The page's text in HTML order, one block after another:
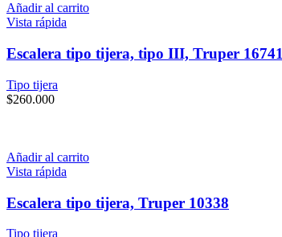
Añadir al carrito
Vista rápida
Escalera tipo tijera, tipo III, Truper 16741
Tipo tijera
$260.000
Añadir al carrito
Vista rápida
Escalera tipo tijera, Truper 10338
Tipo tijera